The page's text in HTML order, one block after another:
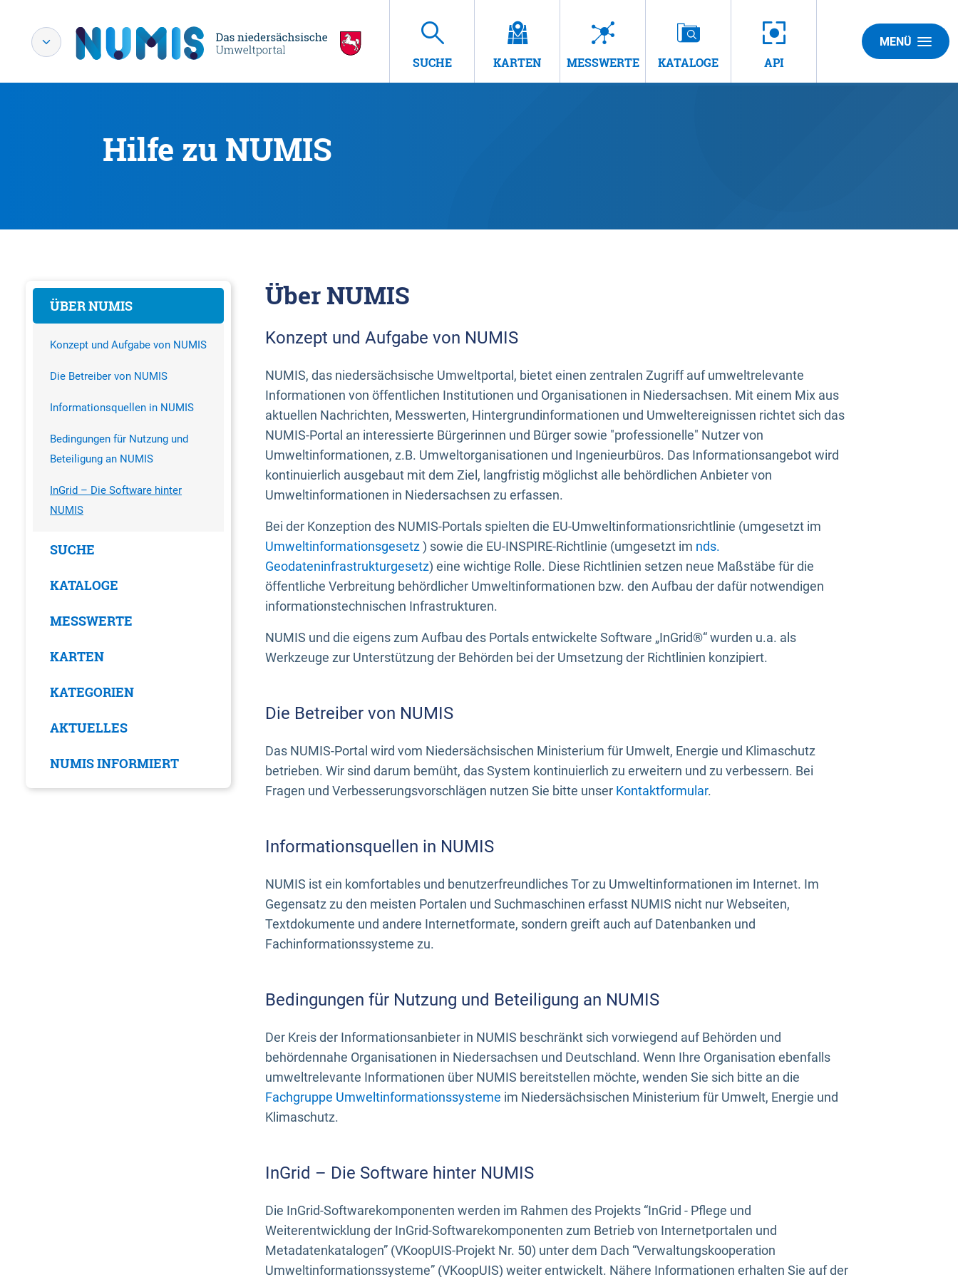
SUCHE KARTEN MESSWERTE KATALOGE API
MENÜ
Hilfe zu NUMIS
ÜBER NUMIS
Konzept und Aufgabe von NUMIS
Die Betreiber von NUMIS
Informationsquellen in NUMIS
Bedingungen für Nutzung und
Beteiligung an NUMIS
InGrid – Die Software hinter
NUMIS
SUCHE
KATALOGE
MESSWERTE
KARTEN
KATEGORIEN
AKTUELLES
NUMIS INFORMIERT
Über NUMIS
Konzept und Aufgabe von NUMIS
NUMIS, das niedersächsische Umweltportal, bietet einen zentralen Zugriff auf umweltrelevante
Informationen von öffentlichen Institutionen und Organisationen in Niedersachsen. Mit einem Mix aus
aktuellen Nachrichten, Messwerten, Hintergrundinformationen und Umweltereignissen richtet sich das
NUMIS-Portal an interessierte Bürgerinnen und Bürger sowie "professionelle" Nutzer von
Umweltinformationen, z.B. Umweltorganisationen und Ingenieurbüros. Das Informationsangebot wird
kontinuierlich ausgebaut mit dem Ziel, langfristig möglichst alle behördlichen Anbieter von
Umweltinformationen in Niedersachsen zu erfassen.
Bei der Konzeption des NUMIS-Portals spielten die EU-Umweltinformationsrichtlinie (umgesetzt im
Umweltinformationsgesetz) sowie die EU-INSPIRE-Richtlinie (umgesetzt im nds.
Geodateninfrastrukturgesetz) eine wichtige Rolle. Diese Richtlinien setzen neue Maßstäbe für die
öffentliche Verbreitung behördlicher Umweltinformationen bzw. den Aufbau der dafür notwendigen
informationstechnischen Infrastrukturen.
NUMIS und die eigens zum Aufbau des Portals entwickelte Software „InGrid®“ wurden u.a. als
Werkzeuge zur Unterstützung der Behörden bei der Umsetzung der Richtlinien konzipiert.
Die Betreiber von NUMIS
Das NUMIS-Portal wird vom Niedersächsischen Ministerium für Umwelt, Energie und Klimaschutz
betrieben. Wir sind darum bemüht, das System kontinuierlich zu erweitern und zu verbessern. Bei
Fragen und Verbesserungsvorschlägen nutzen Sie bitte unser Kontaktformular.
Informationsquellen in NUMIS
NUMIS ist ein komfortables und benutzerfreundliches Tor zu Umweltinformationen im Internet. Im
Gegensatz zu den meisten Portalen und Suchmaschinen erfasst NUMIS nicht nur Webseiten,
Textdokumente und andere Internetformate, sondern greift auch auf Datenbanken und
Fachinformationssysteme zu.
Bedingungen für Nutzung und Beteiligung an NUMIS
Der Kreis der Informationsanbieter in NUMIS beschränkt sich vorwiegend auf Behörden und
behördennahe Organisationen in Niedersachsen und Deutschland. Wenn Ihre Organisation ebenfalls
umweltrelevante Informationen über NUMIS bereitstellen möchte, wenden Sie sich bitte an die
Fachgruppe Umweltinformationssysteme im Niedersächsischen Ministerium für Umwelt, Energie und
Klimaschutz.
InGrid – Die Software hinter NUMIS
Die InGrid-Softwarekomponenten werden im Rahmen des Projekts “InGrid - Pflege und
Weiterentwicklung der InGrid-Softwarekomponenten zum Betrieb von Internetportalen und
Metadatenkatalogen” (VKoopUIS-Projekt Nr. 50) unter dem Dach “Verwaltungskooperation
Umweltinformationssysteme” (VKoopUIS) weiter entwickelt. Nähere Informationen erhalten Sie auf der